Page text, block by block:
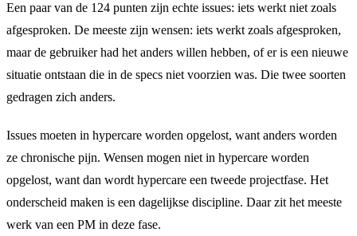
Een paar van de 124 punten zijn echte issues: iets werkt niet zoals
afgesproken. De meeste zijn wensen: iets werkt zoals afgesproken,
maar de gebruiker had het anders willen hebben, of er is een nieuwe
situatie ontstaan die in de specs niet voorzien was. Die twee soorten
gedragen zich anders.
Issues moeten in hypercare worden opgelost, want anders worden
ze chronische pijn. Wensen mogen niet in hypercare worden
opgelost, want dan wordt hypercare een tweede projectfase. Het
onderscheid maken is een dagelijkse discipline. Daar zit het meeste
werk van een PM in deze fase.